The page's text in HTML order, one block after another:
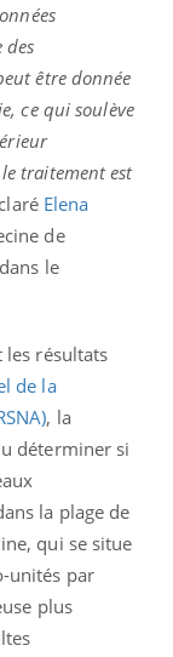
être donnée
ce qui soulève
traitement est
Elena
de
le
les résultats
de la
, la
déterminer si
la plage de
qui se situe
unités par
plus